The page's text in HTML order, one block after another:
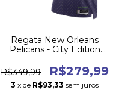
Regata New Orleans
Pelicans - City Edition
R$349,99
R$279,99
3 x de R$93,33 sem juros